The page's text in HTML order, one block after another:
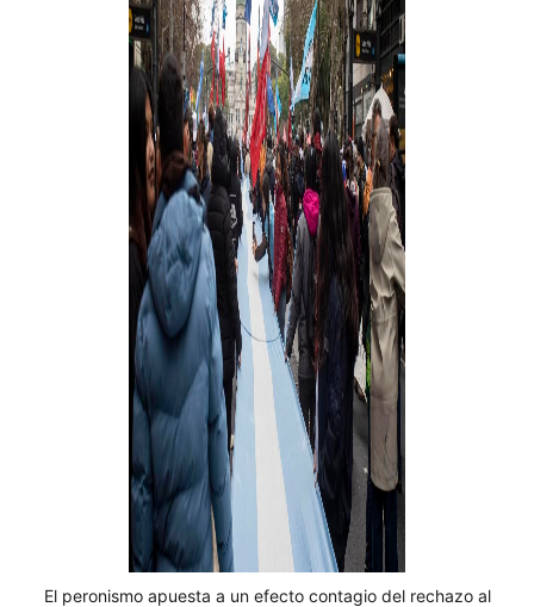
El peronismo apuesta a un efecto contagio del rechazo al